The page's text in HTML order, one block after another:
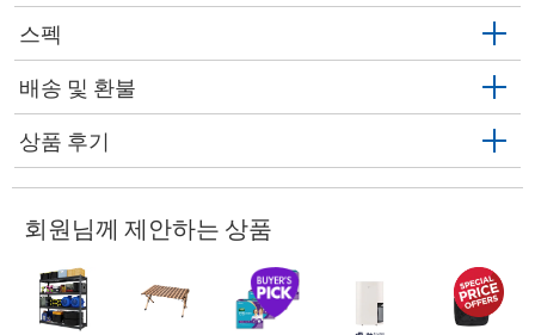
스펙
배송 및 환불
상품 후기
회원님께 제안하는 상품